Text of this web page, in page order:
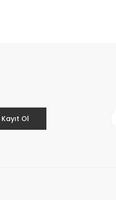
Kayıt Ol